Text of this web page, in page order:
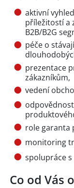
aktivní
příležitostí a
B2B/B2G
péče o
prezentace
zákazníkům,
vedení
role garanta
monitoring
spolupráce
Co od Vás